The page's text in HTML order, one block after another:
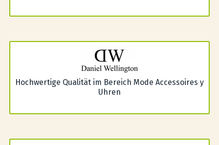
Hochwertige Qualität im Bereich Mode Accessoires y
Uhren